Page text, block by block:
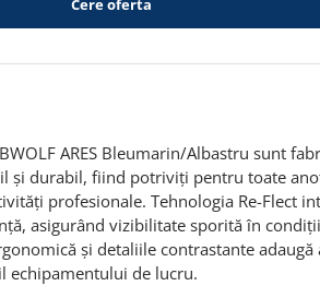
Cere oferta
ARES Bleumarin/Albastru sunt
și durabil, fiind potriviți pentru toate
profesionale. Tehnologia Re-Flect
asigurând vizibilitate sporită în
și detaliile contrastante adaugă
echipamentului de lucru.